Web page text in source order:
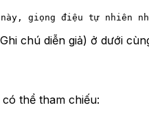
giọng điệu tự nhiên như
chú diễn giả) ở dưới
thể tham chiếu: